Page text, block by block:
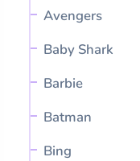
Avengers
Baby Shark
Barbie
Batman
Bing